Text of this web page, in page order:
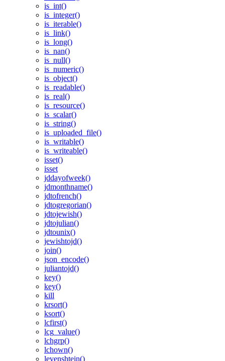
is_int()
is_integer()
is_iterable()
is_link()
is_long()
is_nan()
is_null()
is_numeric()
is_object()
is_readable()
is_real()
is_resource()
is_scalar()
is_string()
is_uploaded_file()
is_writable()
is_writeable()
isset()
isset
jddayofweek()
jdmonthname()
jdtofrench()
jdtogregorian()
jdtojewish()
jdtojulian()
jdtounix()
jewishtojd()
join()
json_encode()
juliantojd()
key()
key()
kill
krsort()
ksort()
lcfirst()
lcg_value()
lchgrp()
lchown()
levenshtein()